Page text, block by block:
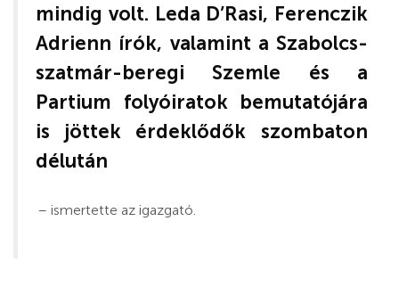
mindig volt. Leda D’Rasi, Ferenczik
Adrienn írók, valamint a Szabolcs-
szatmár-beregi Szemle és a
Partium folyóiratok bemutatójára
is jöttek érdeklődők szombaton
délután
– ismertette az igazgató.